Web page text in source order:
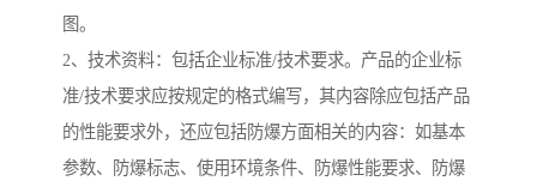
图。
2、技术资料：包括企业标准/技术要求。产品的企业标
准/技术要求应按规定的格式编写，其内容除应包括产品
的性能要求外，还应包括防爆方面相关的内容：如基本
参数、防爆标志、使用环境条件、防爆性能要求、防爆